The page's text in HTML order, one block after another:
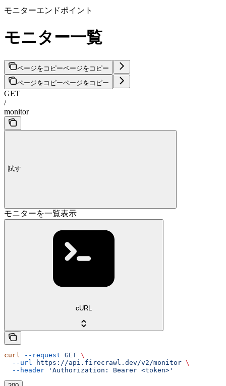
モニターエンドポイント
モニター一覧
ページをコピーページをコピー
ページをコピーページをコピー
GET
/
monitor
試す
モニターを一覧表示
cURL
curl --request GET \
  --url
https://api.firecrawl.dev/v2/monitor \
  --header
'Authorization: Bearer <token>'